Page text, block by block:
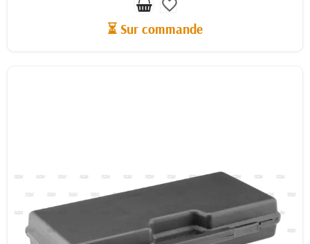
favorite_border
⏳ Sur commande